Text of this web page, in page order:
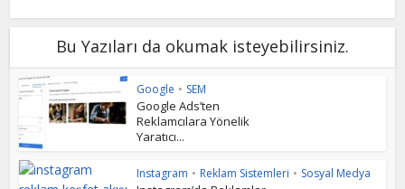
Bu Yazıları da okumak isteyebilirsiniz.
Google • SEM
Google Ads’ten
Reklamcılara Yönelik
Yaratıcı...
Instagram • Reklam Sistemleri • Sosyal Medya